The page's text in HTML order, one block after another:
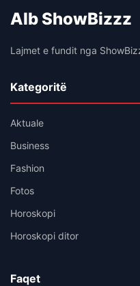
Alb ShowBizzz
Lajmet e fundit nga
Kategoritë
Aktuale
Business
Fashion
Fotos
Horoskopi
Horoskopi ditor
Faqet